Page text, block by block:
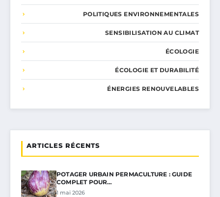
POLITIQUES ENVIRONNEMENTALES
SENSIBILISATION AU CLIMAT
ÉCOLOGIE
ÉCOLOGIE ET DURABILITÉ
ÉNERGIES RENOUVELABLES
ARTICLES RÉCENTS
POTAGER URBAIN PERMACULTURE : GUIDE
COMPLET POUR…
1 mai 2026